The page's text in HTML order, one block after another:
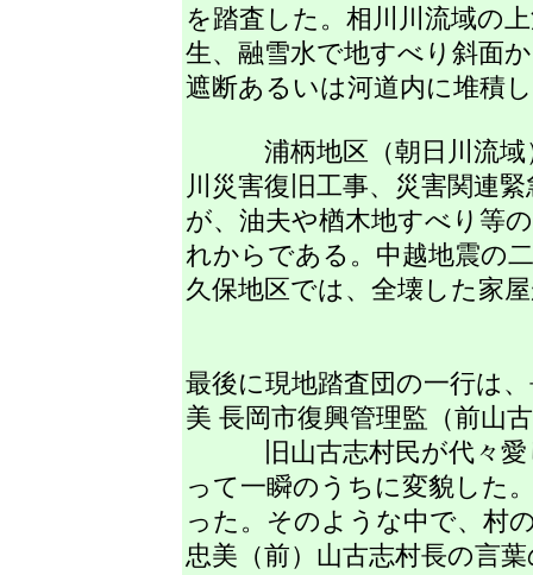
を踏査した。相川川流域の
生、融雪水で地すべり斜面
遮断あるいは河道内に堆積
浦柄地区（朝日川流域）
川災害復旧工事、災害関連
が、油夫や楢木地すべり等
れからである。中越地震の
久保地区では、全壊した家
最後に現地踏査団の一行は
美 長岡市復興管理監（前山
旧山古志村民が代々愛し
って一瞬のうちに変貌した
った。そのような中で、村
忠美（前）山古志村長の言